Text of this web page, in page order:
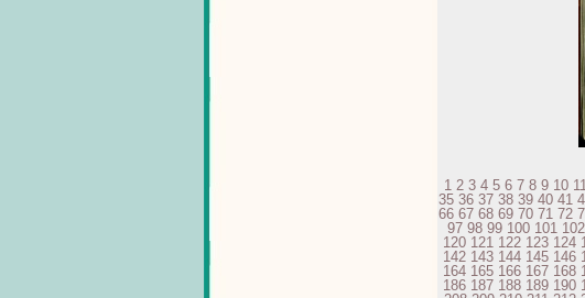
1 2 3 4 5 6 7 8 9 10
35 36 37 38 39 40 41
66 67 68 69 70 71 72
97 98 99 100 101 102
120 121 122 123 124
142 143 144 145 146
164 165 166 167 168
186 187 188 189 190